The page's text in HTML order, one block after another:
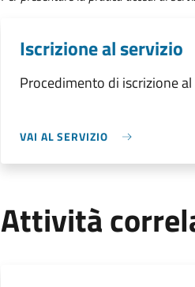
Iscrizione al servizio
Procedimento di iscrizione
VAI AL SERVIZIO
Attività